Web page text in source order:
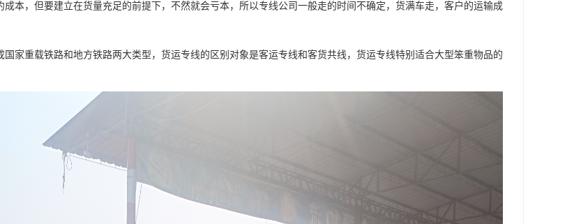
成本，但要建立在货量充足的前提下，不然就会亏本，所以专线公司一般走的时间不确定，货满车走，客户的运输成
国家重载铁路和地方铁路两大类型，货运专线的区别对象是客运专线和客货共线，货运专线特别适合大型笨重物品的